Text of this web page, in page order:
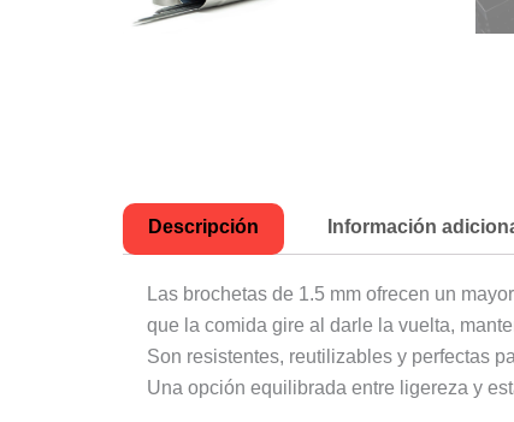
Descripción Información
Las brochetas de 1.5 mm ofrecen un
que la comida gire al darle la vuelta,
Son resistentes, reutilizables y perfectas
Una opción equilibrada entre ligereza y